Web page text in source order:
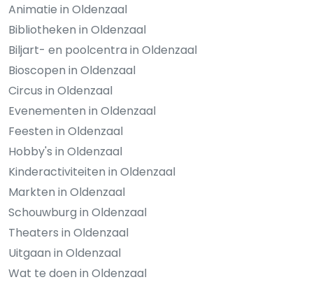
Animatie in Oldenzaal
Bibliotheken in Oldenzaal
Biljart- en poolcentra in Oldenzaal
Bioscopen in Oldenzaal
Circus in Oldenzaal
Evenementen in Oldenzaal
Feesten in Oldenzaal
Hobby's in Oldenzaal
Kinderactiviteiten in Oldenzaal
Markten in Oldenzaal
Schouwburg in Oldenzaal
Theaters in Oldenzaal
Uitgaan in Oldenzaal
Wat te doen in Oldenzaal